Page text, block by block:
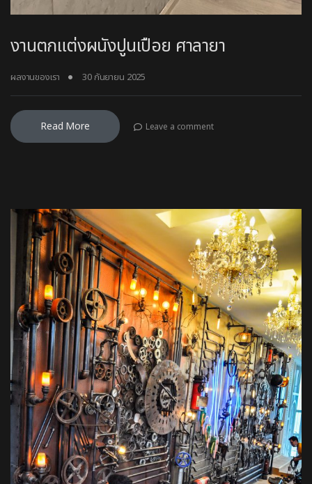
งานตกแต่งผนังปูนเปือย ศาลายา
ผลงานของเรา 30 กันยายน 2025
Read More Leave a comment